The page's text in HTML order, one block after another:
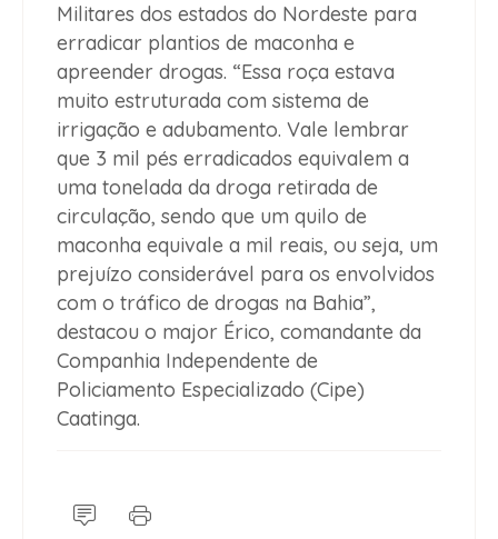
Militares dos estados do Nordeste para
erradicar plantios de maconha e
apreender drogas. “Essa roça estava
muito estruturada com sistema de
irrigação e adubamento. Vale lembrar
que 3 mil pés erradicados equivalem a
uma tonelada da droga retirada de
circulação, sendo que um quilo de
maconha equivale a mil reais, ou seja, um
prejuízo considerável para os envolvidos
com o tráfico de drogas na Bahia”,
destacou o major Érico, comandante da
Companhia Independente de
Policiamento Especializado (Cipe)
Caatinga.